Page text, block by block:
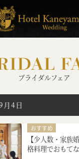
ブライダルフェア
4日
おすすめ
シェフ厳選、美食
絶品スイーツ試食
【少人数・家族
格料理でおもて